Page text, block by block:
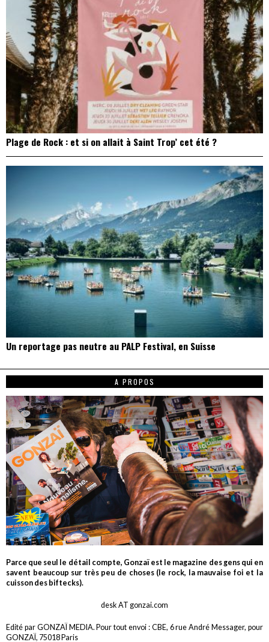
Plage de Rock : et si on allait à Saint Trop’ cet été ?
Un reportage pas neutre au PALP Festival, en Suisse
A PROPOS
Parce que seul le détail compte, Gonzaï est le magazine des gens qui en
savent beaucoup sur très peu de choses (le rock, la mauvaise foi et la
cuisson des biftecks).
desk AT gonzai.com
Edité par GONZAÏ MEDIA. Pour tout envoi : CBE, 6 rue André Messager, pour
GONZAÏ, 75018 Paris